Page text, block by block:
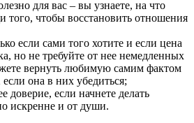
для вас – вы узнаете, на что
того, чтобы восстановить отношения
если сами того хотите и если цена
но не требуйте от нее немедленных
вернуть любимую самим фактом
она в них убедиться;
доверие, если начнете делать
искренне и от души.